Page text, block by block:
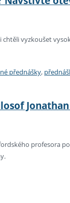
vyzkoušet
přednášky,
profesora